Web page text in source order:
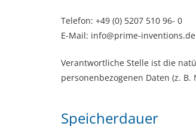
Telefon: +49 (0) 5207 510 96- 0
E-Mail: info@prime-inventions.de
Verantwortliche Stelle ist die
personenbezogenen Daten (z.
Speicherdauer